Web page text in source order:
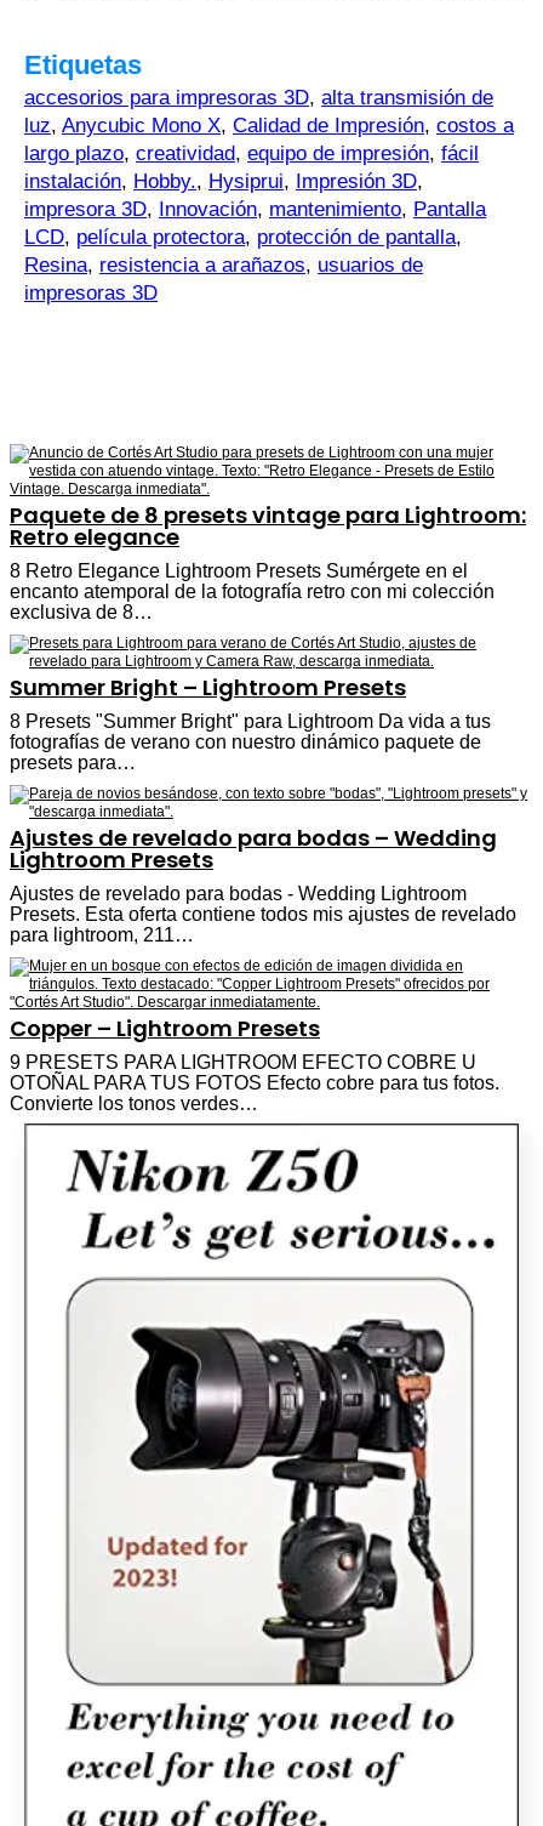
Etiquetas
accesorios para impresoras 3D, alta transmisión de
luz, Anycubic Mono X, Calidad de Impresión, costos a
largo plazo, creatividad, equipo de impresión, fácil
instalación, Hobby., Hysiprui, Impresión 3D,
impresora 3D, Innovación, mantenimiento, Pantalla
LCD, película protectora, protección de pantalla,
Resina, resistencia a arañazos, usuarios de
impresoras 3D
Paquete de 8 presets vintage para Lightroom:
Retro elegance
8 Retro Elegance Lightroom Presets Sumérgete en el
encanto atemporal de la fotografía retro con mi colección
exclusiva de 8…
Summer Bright – Lightroom Presets
8 Presets "Summer Bright" para Lightroom Da vida a tus
fotografías de verano con nuestro dinámico paquete de
presets para…
Ajustes de revelado para bodas – Wedding
Lightroom Presets
Ajustes de revelado para bodas - Wedding Lightroom
Presets. Esta oferta contiene todos mis ajustes de revelado
para lightroom, 211…
Copper – Lightroom Presets
9 PRESETS PARA LIGHTROOM EFECTO COBRE U
OTOÑAL PARA TUS FOTOS Efecto cobre para tus fotos.
Convierte los tonos verdes…